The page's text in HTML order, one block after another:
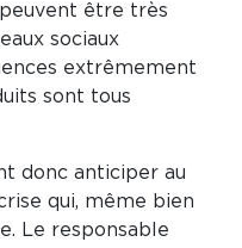
peuvent être très
sociaux
extrêmement
sont tous
donc anticiper au
qui, même bien
Le responsable